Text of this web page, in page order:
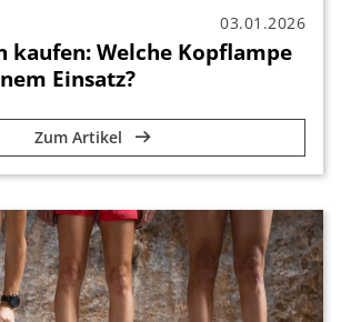
03.01.2026
kaufen: Welche Kopflampe
Einsatz?
Zum Artikel